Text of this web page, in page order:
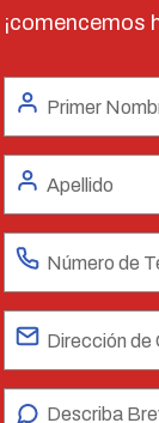
¡comencemos